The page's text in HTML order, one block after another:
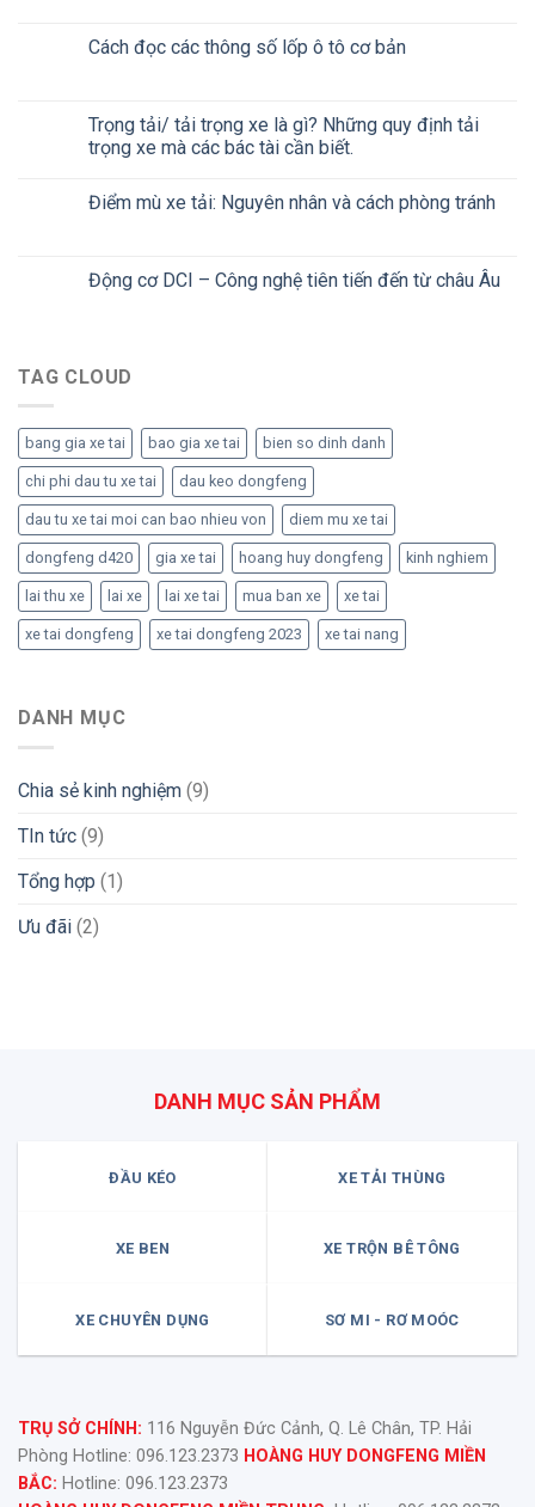
Cách đọc các thông số lốp ô tô cơ bản
Trọng tải/ tải trọng xe là gì? Những quy định tải
trọng xe mà các bác tài cần biết.
Điểm mù xe tải: Nguyên nhân và cách phòng tránh
Động cơ DCI – Công nghệ tiên tiến đến từ châu Âu
TAG CLOUD
bang gia xe tai bao gia xe tai bien so dinh danh
chi phi dau tu xe tai dau keo dongfeng
dau tu xe tai moi can bao nhieu von diem mu xe tai
dongfeng d420 gia xe tai hoang huy dongfeng kinh nghiem
lai thu xe lai xe lai xe tai mua ban xe xe tai
xe tai dongfeng xe tai dongfeng 2023 xe tai nang
DANH MỤC
Chia sẻ kinh nghiệm (9)
TIn tức (9)
Tổng hợp (1)
Ưu đãi (2)
DANH MỤC SẢN PHẨM
ĐẦU KÉO XE TẢI THÙNG
XE BEN XE TRỘN BÊ TÔNG
XE CHUYÊN DỤNG SƠ MI - RƠ MOÓC
TRỤ SỞ CHÍNH: 116 Nguyễn Đức Cảnh, Q. Lê Chân, TP. Hải
Phòng Hotline: 096.123.2373 HOÀNG HUY DONGFENG MIỀN
BẮC: Hotline: 096.123.2373